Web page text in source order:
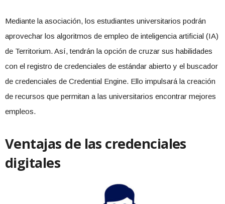
Mediante la asociación, los estudiantes universitarios podrán
aprovechar los algoritmos de empleo de inteligencia artificial (IA)
de Territorium. Así, tendrán la opción de cruzar sus habilidades
con el registro de credenciales de estándar abierto y el buscador
de credenciales de Credential Engine. Ello impulsará la creación
de recursos que permitan a las universitarios encontrar mejores
empleos.
Ventajas de las credenciales
digitales